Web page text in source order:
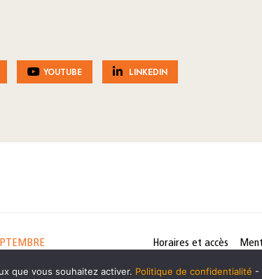
YOUTUBE LINKEDIN
Horaires et accès
que vous souhaitez activer. Politique de confidentialité -